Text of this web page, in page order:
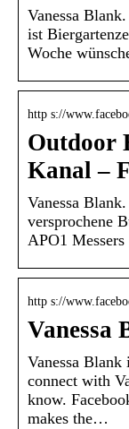
Vanessa
ist
Woche
http s://
Outdoor
Kanal –
Vanessa
versprochene
APO1
http s://
Vanessa
Vanessa Blank
connect with
know.
makes the…